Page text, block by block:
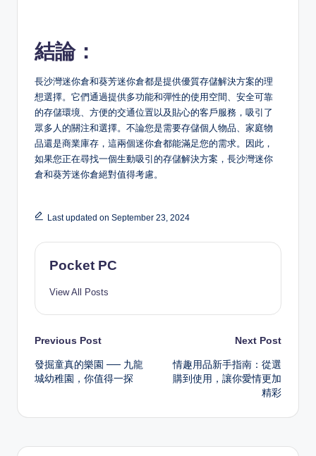
結論：
長沙灣迷你倉和葵芳迷你倉都是提供優質存儲解決方案的理
想選擇。它們通過提供多功能和彈性的使用空間、安全可靠
的存儲環境、方便的交通位置以及貼心的客戶服務，吸引了
眾多人的關注和選擇。不論您是需要存儲個人物品、家庭物
品還是商業庫存，這兩個迷你倉都能滿足您的需求。因此，
如果您正在尋找一個生動吸引的存儲解決方案，長沙灣迷你
倉和葵芳迷你倉絕對值得考慮。
Last updated on September 23, 2024
Pocket PC
View All Posts
Post
navigation
Previous Post
發掘童真的樂園 ── 九龍
城幼稚園，你值得一探
Next Post
情趣用品新手指南：從選
購到使用，讓你愛情更加
精彩